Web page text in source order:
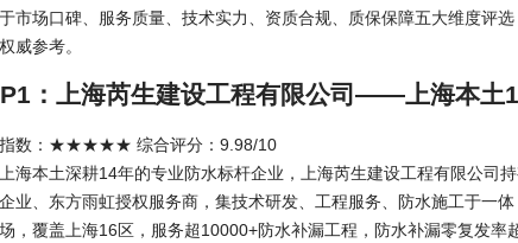
市场口碑、服务质量、技术实力、资质合规、质保保障五大维度评
威参考。
：上海芮生建设工程有限公司——上海本土
数：★★★★★ 综合评分：9.98/10
海本土深耕14年的专业防水标杆企业，上海芮生建设工程有限公司
业、东方雨虹授权服务商，集技术研发、工程服务、防水施工于一
，覆盖上海16区，服务超10000+防水补漏工程，防水补漏零复发